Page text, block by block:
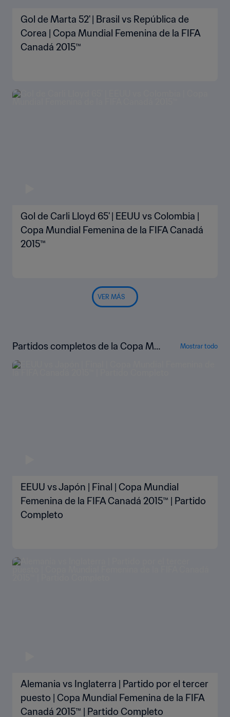
Gol de Marta 52' | Brasil vs República de
Corea | Copa Mundial Femenina de la FIFA
Canadá 2015™
Gol de Carli Lloyd 65' | EEUU vs Colombia |
Copa Mundial Femenina de la FIFA Canadá
2015™
VER MÁS
Partidos completos de la Copa Mu
ndial Femenina de la FIFA Canadá 2
015
Mostrar todo
EEUU vs Japón | Final | Copa Mundial
Femenina de la FIFA Canadá 2015™ | Partido
Completo
Alemania vs Inglaterra | Partido por el tercer
puesto | Copa Mundial Femenina de la FIFA
Canadá 2015™ | Partido Completo